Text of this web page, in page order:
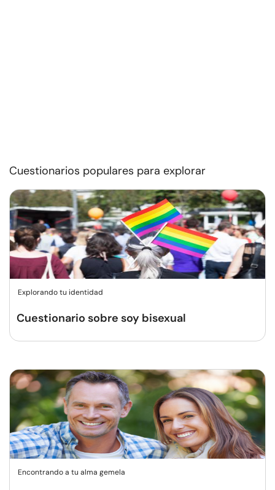
Cuestionarios populares para explorar
Explorando tu identidad
Cuestionario sobre soy bisexual
Encontrando a tu alma gemela